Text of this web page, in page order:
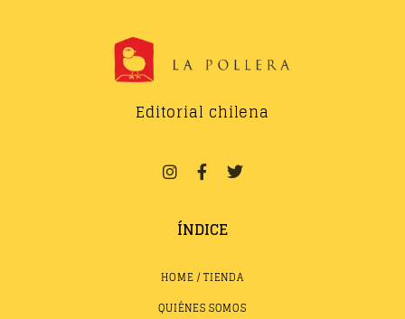
Editorial chilena
ÍNDICE
HOME / TIENDA
QUIÉNES SOMOS